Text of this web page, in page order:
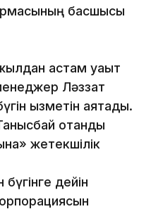
басшысы
астам уақыт
Ләззат
қызметін аяқтады.
отандық
жетекшілік
дейін